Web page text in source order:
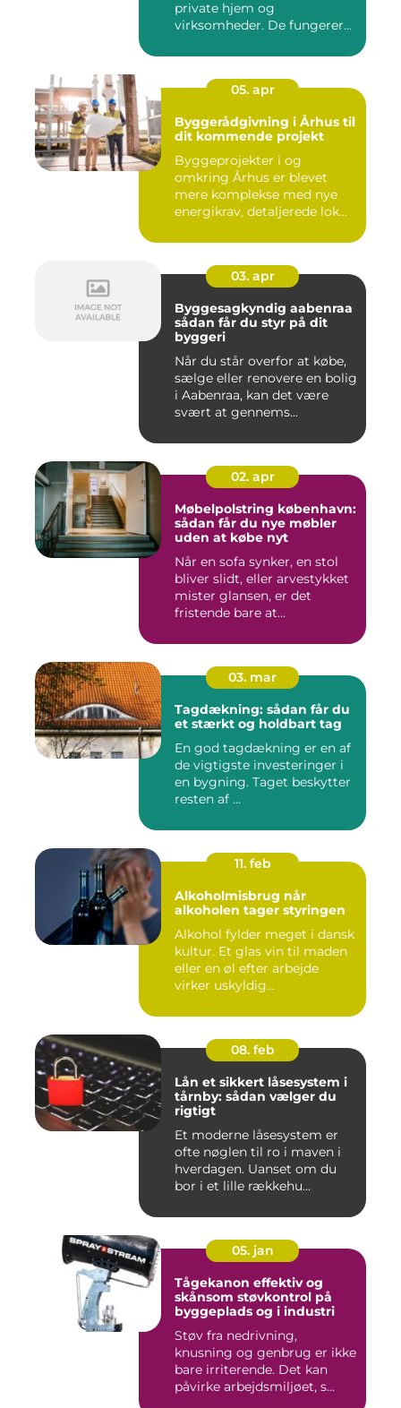
private hjem og
virksomheder. De fungerer
05. apr
Byggerådgivning i Århus til
dit kommende projekt
Byggeprojekter i og
omkring Århus er blevet
mere komplekse med nye
energikrav, detaljerede lok...
03. apr
Byggesagkyndig aabenraa
sådan får du styr på dit
byggeri
Når du står overfor at købe,
sælge eller renovere en bolig
i Aabenraa, kan det være
svært at gennems...
02. apr
Møbelpolstring københavn:
sådan får du nye møbler
uden at købe nyt
Når en sofa synker, en stol
bliver slidt, eller arvestykket
mister glansen, er det
fristende bare at...
03. mar
Tagdækning: sådan får du
et stærkt og holdbart tag
En god tagdækning er en af
de vigtigste investeringer i
en bygning. Taget beskytter
resten af ...
11. feb
Alkoholmisbrug når
alkoholen tager styringen
Alkohol fylder meget i dansk
kultur. Et glas vin til maden
eller en øl efter arbejde
virker uskyldig...
08. feb
Lån et sikkert låsesystem i
tårnby: sådan vælger du
rigtigt
Et moderne låsesystem er
ofte nøglen til ro i maven i
hverdagen. Uanset om du
bor i et lille rækkehu...
05. jan
Tågekanon effektiv og
skånsom støvkontrol på
byggeplads og i industri
Støv fra nedrivning,
knusning og genbrug er ikke
bare irriterende. Det kan
påvirke arbejdsmiljøet, s...